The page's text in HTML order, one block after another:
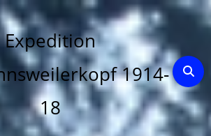
Expedition
1914-
18